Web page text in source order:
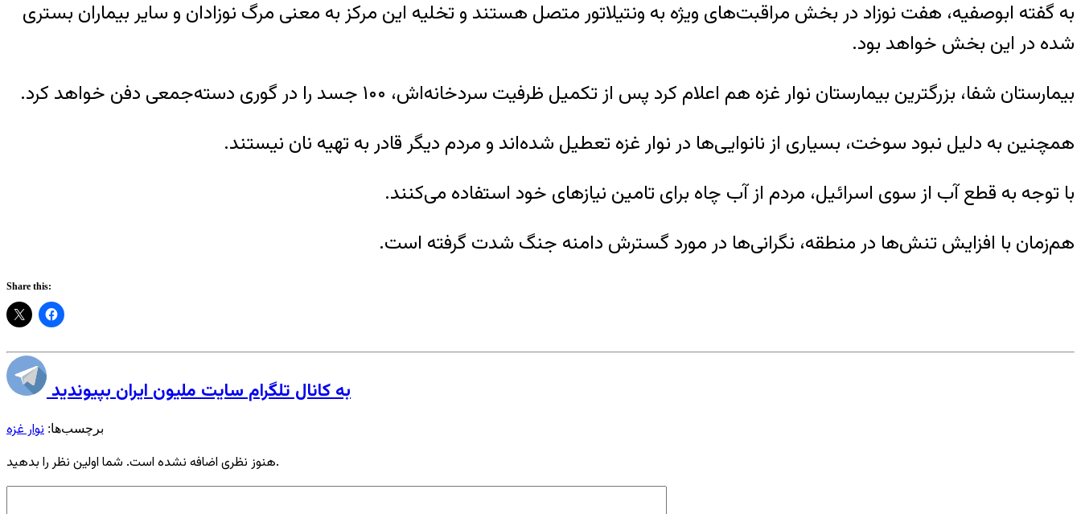
به گفته ابوصفیه، هفت نوزاد در بخش مراقبت‌های ویژه به ونتیلاتور متصل هستند و تخلیه این مرکز به معنی مرگ نوزادان و سایر بیماران بستری
شده در این بخش خواهد بود.
بیمارستان شفا، بزرگترین بیمارستان نوار غزه هم اعلام کرد پس از تکمیل ظرفیت سردخانه‌اش، ۱۰۰ جسد را در گوری دسته‌جمعی دفن خواهد کرد.
همچنین به دلیل نبود سوخت، بسیاری از نانوایی‌ها در نوار غزه تعطیل شده‌اند و مردم دیگر قادر به تهیه نان نیستند.
با توجه به قطع آب از سوی اسرائیل، مردم از آب چاه برای تامین نیازهای خود استفاده می‌کنند.
هم‌زمان با افزایش تنش‌ها در منطقه، نگرانی‌ها در مورد گسترش دامنه جنگ شدت گرفته است.
Share this:
به کانال تلگرام سایت ملیون ایران بپیوندید
برچسب‌ها: نوار غزه
هنوز نظری اضافه نشده است. شما اولین نظر را بدهید.